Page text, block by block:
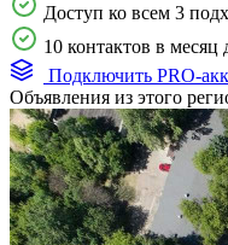
Доступ ко всем 3
10 контактов в месяц
Подключить PRO-
Объявления из этого